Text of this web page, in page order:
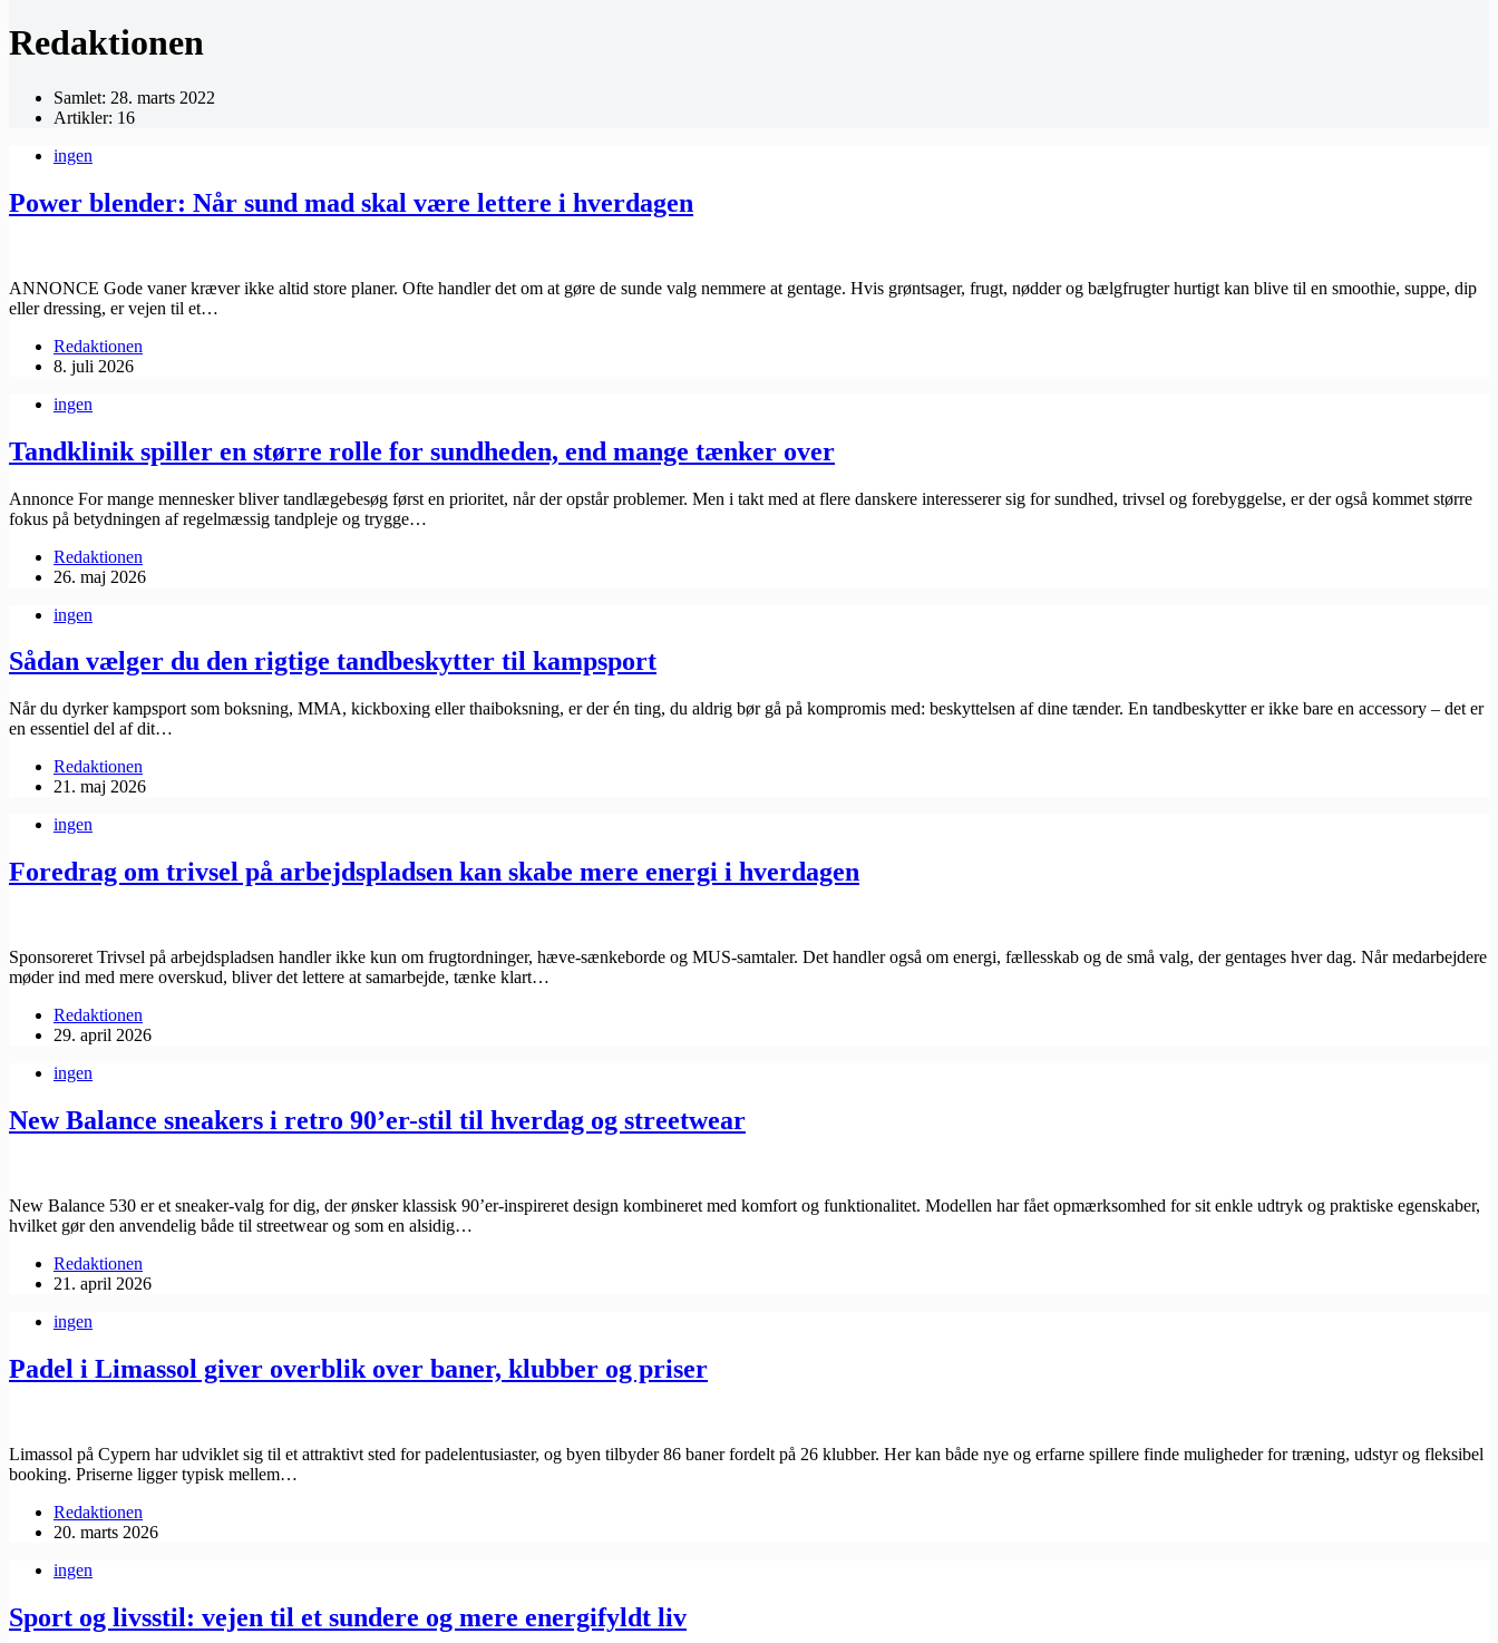
Redaktionen
Samlet: 28. marts 2022
Artikler: 16
ingen
Power blender: Når sund mad skal være lettere i hverdagen
ANNONCE Gode vaner kræver ikke altid store planer. Ofte handler det om at gøre de sunde valg nemmere at gentage. Hvis grøntsager, frugt, nødder og bælgfrugter hurtigt kan blive til en smoothie, suppe, dip
eller dressing, er vejen til et…
Redaktionen
8. juli 2026
ingen
Tandklinik spiller en større rolle for sundheden, end mange tænker over
Annonce For mange mennesker bliver tandlægebesøg først en prioritet, når der opstår problemer. Men i takt med at flere danskere interesserer sig for sundhed, trivsel og forebyggelse, er der også kommet større
fokus på betydningen af regelmæssig tandpleje og trygge…
Redaktionen
26. maj 2026
ingen
Sådan vælger du den rigtige tandbeskytter til kampsport
Når du dyrker kampsport som boksning, MMA, kickboxing eller thaiboksning, er der én ting, du aldrig bør gå på kompromis med: beskyttelsen af dine tænder. En tandbeskytter er ikke bare en accessory – det er
en essentiel del af dit…
Redaktionen
21. maj 2026
ingen
Foredrag om trivsel på arbejdspladsen kan skabe mere energi i hverdagen
Sponsoreret Trivsel på arbejdspladsen handler ikke kun om frugtordninger, hæve-sænkeborde og MUS-samtaler. Det handler også om energi, fællesskab og de små valg, der gentages hver dag. Når medarbejdere
møder ind med mere overskud, bliver det lettere at samarbejde, tænke klart…
Redaktionen
29. april 2026
ingen
New Balance sneakers i retro 90’er-stil til hverdag og streetwear
New Balance 530 er et sneaker-valg for dig, der ønsker klassisk 90’er-inspireret design kombineret med komfort og funktionalitet. Modellen har fået opmærksomhed for sit enkle udtryk og praktiske egenskaber,
hvilket gør den anvendelig både til streetwear og som en alsidig…
Redaktionen
21. april 2026
ingen
Padel i Limassol giver overblik over baner, klubber og priser
Limassol på Cypern har udviklet sig til et attraktivt sted for padelentusiaster, og byen tilbyder 86 baner fordelt på 26 klubber. Her kan både nye og erfarne spillere finde muligheder for træning, udstyr og fleksibel
booking. Priserne ligger typisk mellem…
Redaktionen
20. marts 2026
ingen
Sport og livsstil: vejen til et sundere og mere energifyldt liv